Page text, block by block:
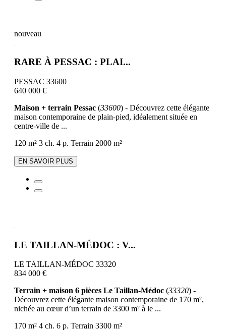
nouveau
RARE À PESSAC : PLAI...
PESSAC 33600
640 000 €
Maison + terrain Pessac (33600) - Découvrez cette élégante
maison contemporaine de plain-pied, idéalement située en
centre-ville de ...
120 m² 3 ch. 4 p. Terrain 2000 m²
EN SAVOIR PLUS
LE TAILLAN-MÉDOC : V...
LE TAILLAN-MÉDOC 33320
834 000 €
Terrain + maison 6 pièces Le Taillan-Médoc (33320) -
Découvrez cette élégante maison contemporaine de 170 m²,
nichée au cœur d’un terrain de 3300 m² à le ...
170 m² 4 ch. 6 p. Terrain 3300 m²